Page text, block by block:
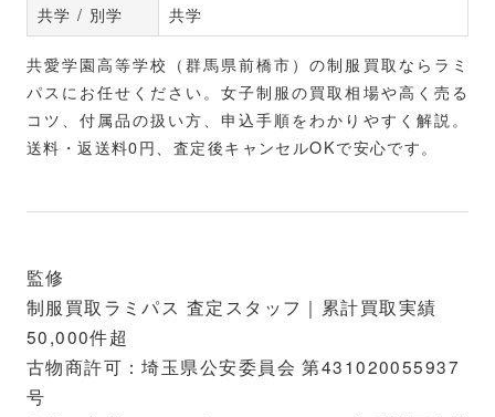
共学 / 別学
共学
共愛学園高等学校（群馬県前橋市）の制服買取ならラミ
パスにお任せください。女子制服の買取相場や高く売る
コツ、付属品の扱い方、申込手順をわかりやすく解説。
送料・返送料0円、査定後キャンセルOKで安心です。
監修
制服買取ラミパス 査定スタッフ｜累計買取実績
50,000件超
古物商許可：埼玉県公安委員会 第431020055937
号